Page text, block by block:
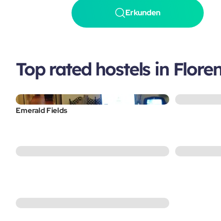
Erkunden
Top rated hostels in
Emerald Fields